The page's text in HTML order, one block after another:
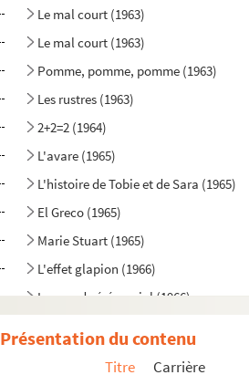
Le mal court (1963)
Le mal court (1963)
Pomme, pomme, pomme (1963)
Les rustres (1963)
2+2=2 (1964)
L'avare (1965)
L'histoire de Tobie et de Sara (1965)
El Greco (1965)
Marie Stuart (1965)
L'effet glapion (1966)
Le grand cérémonial (1966)
Présentation du contenu
Titre Carrière